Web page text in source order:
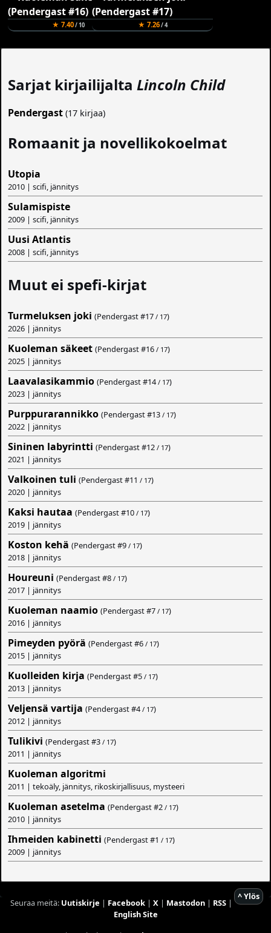
★ 7.40/ 10 ★ 7.26/ 4
Sarjat kirjailijaltaLincoln Child
Pendergast (17 kirjaa)
Romaanit ja novellikokoelmat
Utopia
2010 | scifi, jännitys
Sulamispiste
2009 | scifi, jännitys
Uusi Atlantis
2008 | scifi, jännitys
Muut ei spefi-kirjat
Turmeluksen joki (Pendergast #17 / 17)
2026 | jännitys
Kuoleman säkeet (Pendergast #16 / 17)
2025 | jännitys
Laavalasikammio (Pendergast #14 / 17)
2023 | jännitys
Purppurarannikko (Pendergast #13 / 17)
2022 | jännitys
Sininen labyrintti (Pendergast #12 / 17)
2021 | jännitys
Valkoinen tuli (Pendergast #11 / 17)
2020 | jännitys
Kaksi hautaa (Pendergast #10 / 17)
2019 | jännitys
Koston kehä (Pendergast #9 / 17)
2018 | jännitys
Houreuni (Pendergast #8 / 17)
2017 | jännitys
Kuoleman naamio (Pendergast #7 / 17)
2016 | jännitys
Pimeyden pyörä (Pendergast #6 / 17)
2015 | jännitys
Kuolleiden kirja (Pendergast #5 / 17)
2013 | jännitys
Veljensä vartija (Pendergast #4 / 17)
2012 | jännitys
Tulikivi (Pendergast #3 / 17)
2011 | jännitys
Kuoleman algoritmi
2011 | tekoäly, jännitys, rikoskirjallisuus, mysteeri
Kuoleman asetelma (Pendergast #2 / 17)
2010 | jännitys
Ihmeiden kabinetti (Pendergast #1 / 17)
2009 | jännitys
^ Ylös
Seuraa meitä: Uutiskirje | Facebook| X| Mastodon| RSS|
English Site